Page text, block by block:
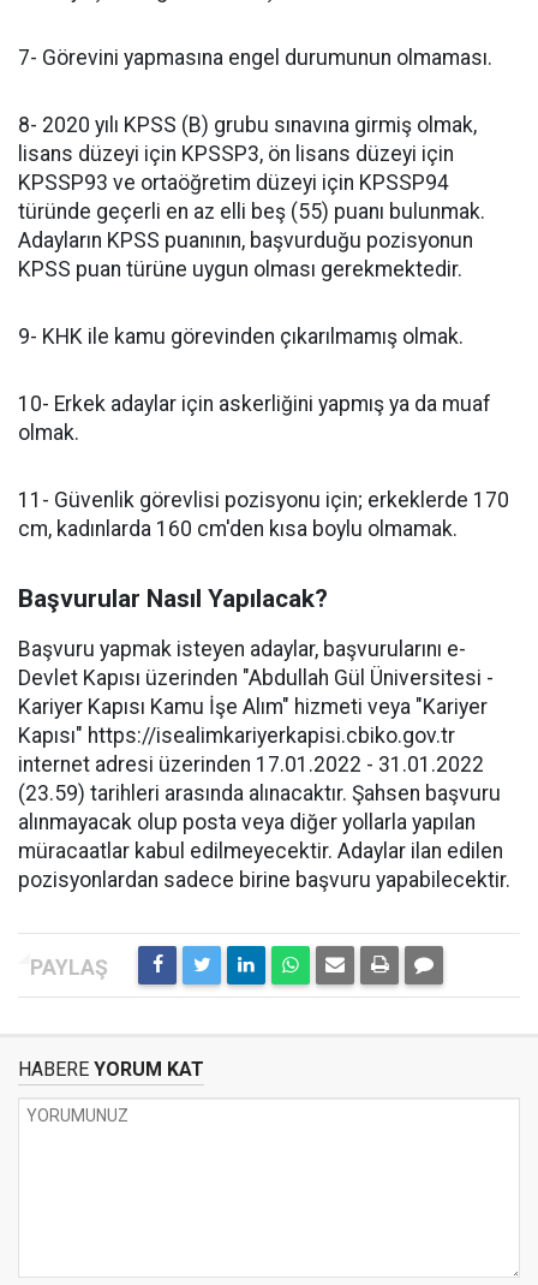
7- Görevini yapmasına engel durumunun olmaması.
8- 2020 yılı KPSS (B) grubu sınavına girmiş olmak,
lisans düzeyi için KPSSP3, ön lisans düzeyi için
KPSSP93 ve ortaöğretim düzeyi için KPSSP94
türünde geçerli en az elli beş (55) puanı bulunmak.
Adayların KPSS puanının, başvurduğu pozisyonun
KPSS puan türüne uygun olması gerekmektedir.
9- KHK ile kamu görevinden çıkarılmamış olmak.
10- Erkek adaylar için askerliğini yapmış ya da muaf
olmak.
11- Güvenlik görevlisi pozisyonu için; erkeklerde 170
cm, kadınlarda 160 cm'den kısa boylu olmamak.
Başvurular Nasıl Yapılacak?
Başvuru yapmak isteyen adaylar, başvurularını e-
Devlet Kapısı üzerinden "Abdullah Gül Üniversitesi -
Kariyer Kapısı Kamu İşe Alım" hizmeti veya "Kariyer
Kapısı" https://isealimkariyerkapisi.cbiko.gov.tr
internet adresi üzerinden 17.01.2022 - 31.01.2022
(23.59) tarihleri arasında alınacaktır. Şahsen başvuru
alınmayacak olup posta veya diğer yollarla yapılan
müracaatlar kabul edilmeyecektir. Adaylar ilan edilen
pozisyonlardan sadece birine başvuru yapabilecektir.
HABERE YORUM KAT